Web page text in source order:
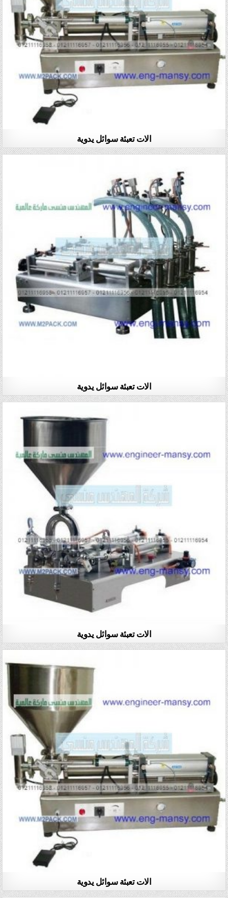
الات تعبئة سوائل يدوية
الات تعبئة سوائل يدوية
الات تعبئة سوائل يدوية
الات تعبئة سوائل يدوية